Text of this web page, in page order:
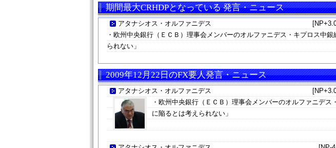
期間最大CRHDPとなっている 発言・ニュース
アタナシオス・オルファニデス
・欧州中央銀行（ＥＣＢ）理事会メンバーのオルファニデス・キプロス中
られない」
2009年12月22日のFX要人発言・ニュース
アタナシオス・オルファニデス
・欧州中央銀行（ＥＣＢ）理事会メンバーのオルファニデ
に陥るとは考えられない」